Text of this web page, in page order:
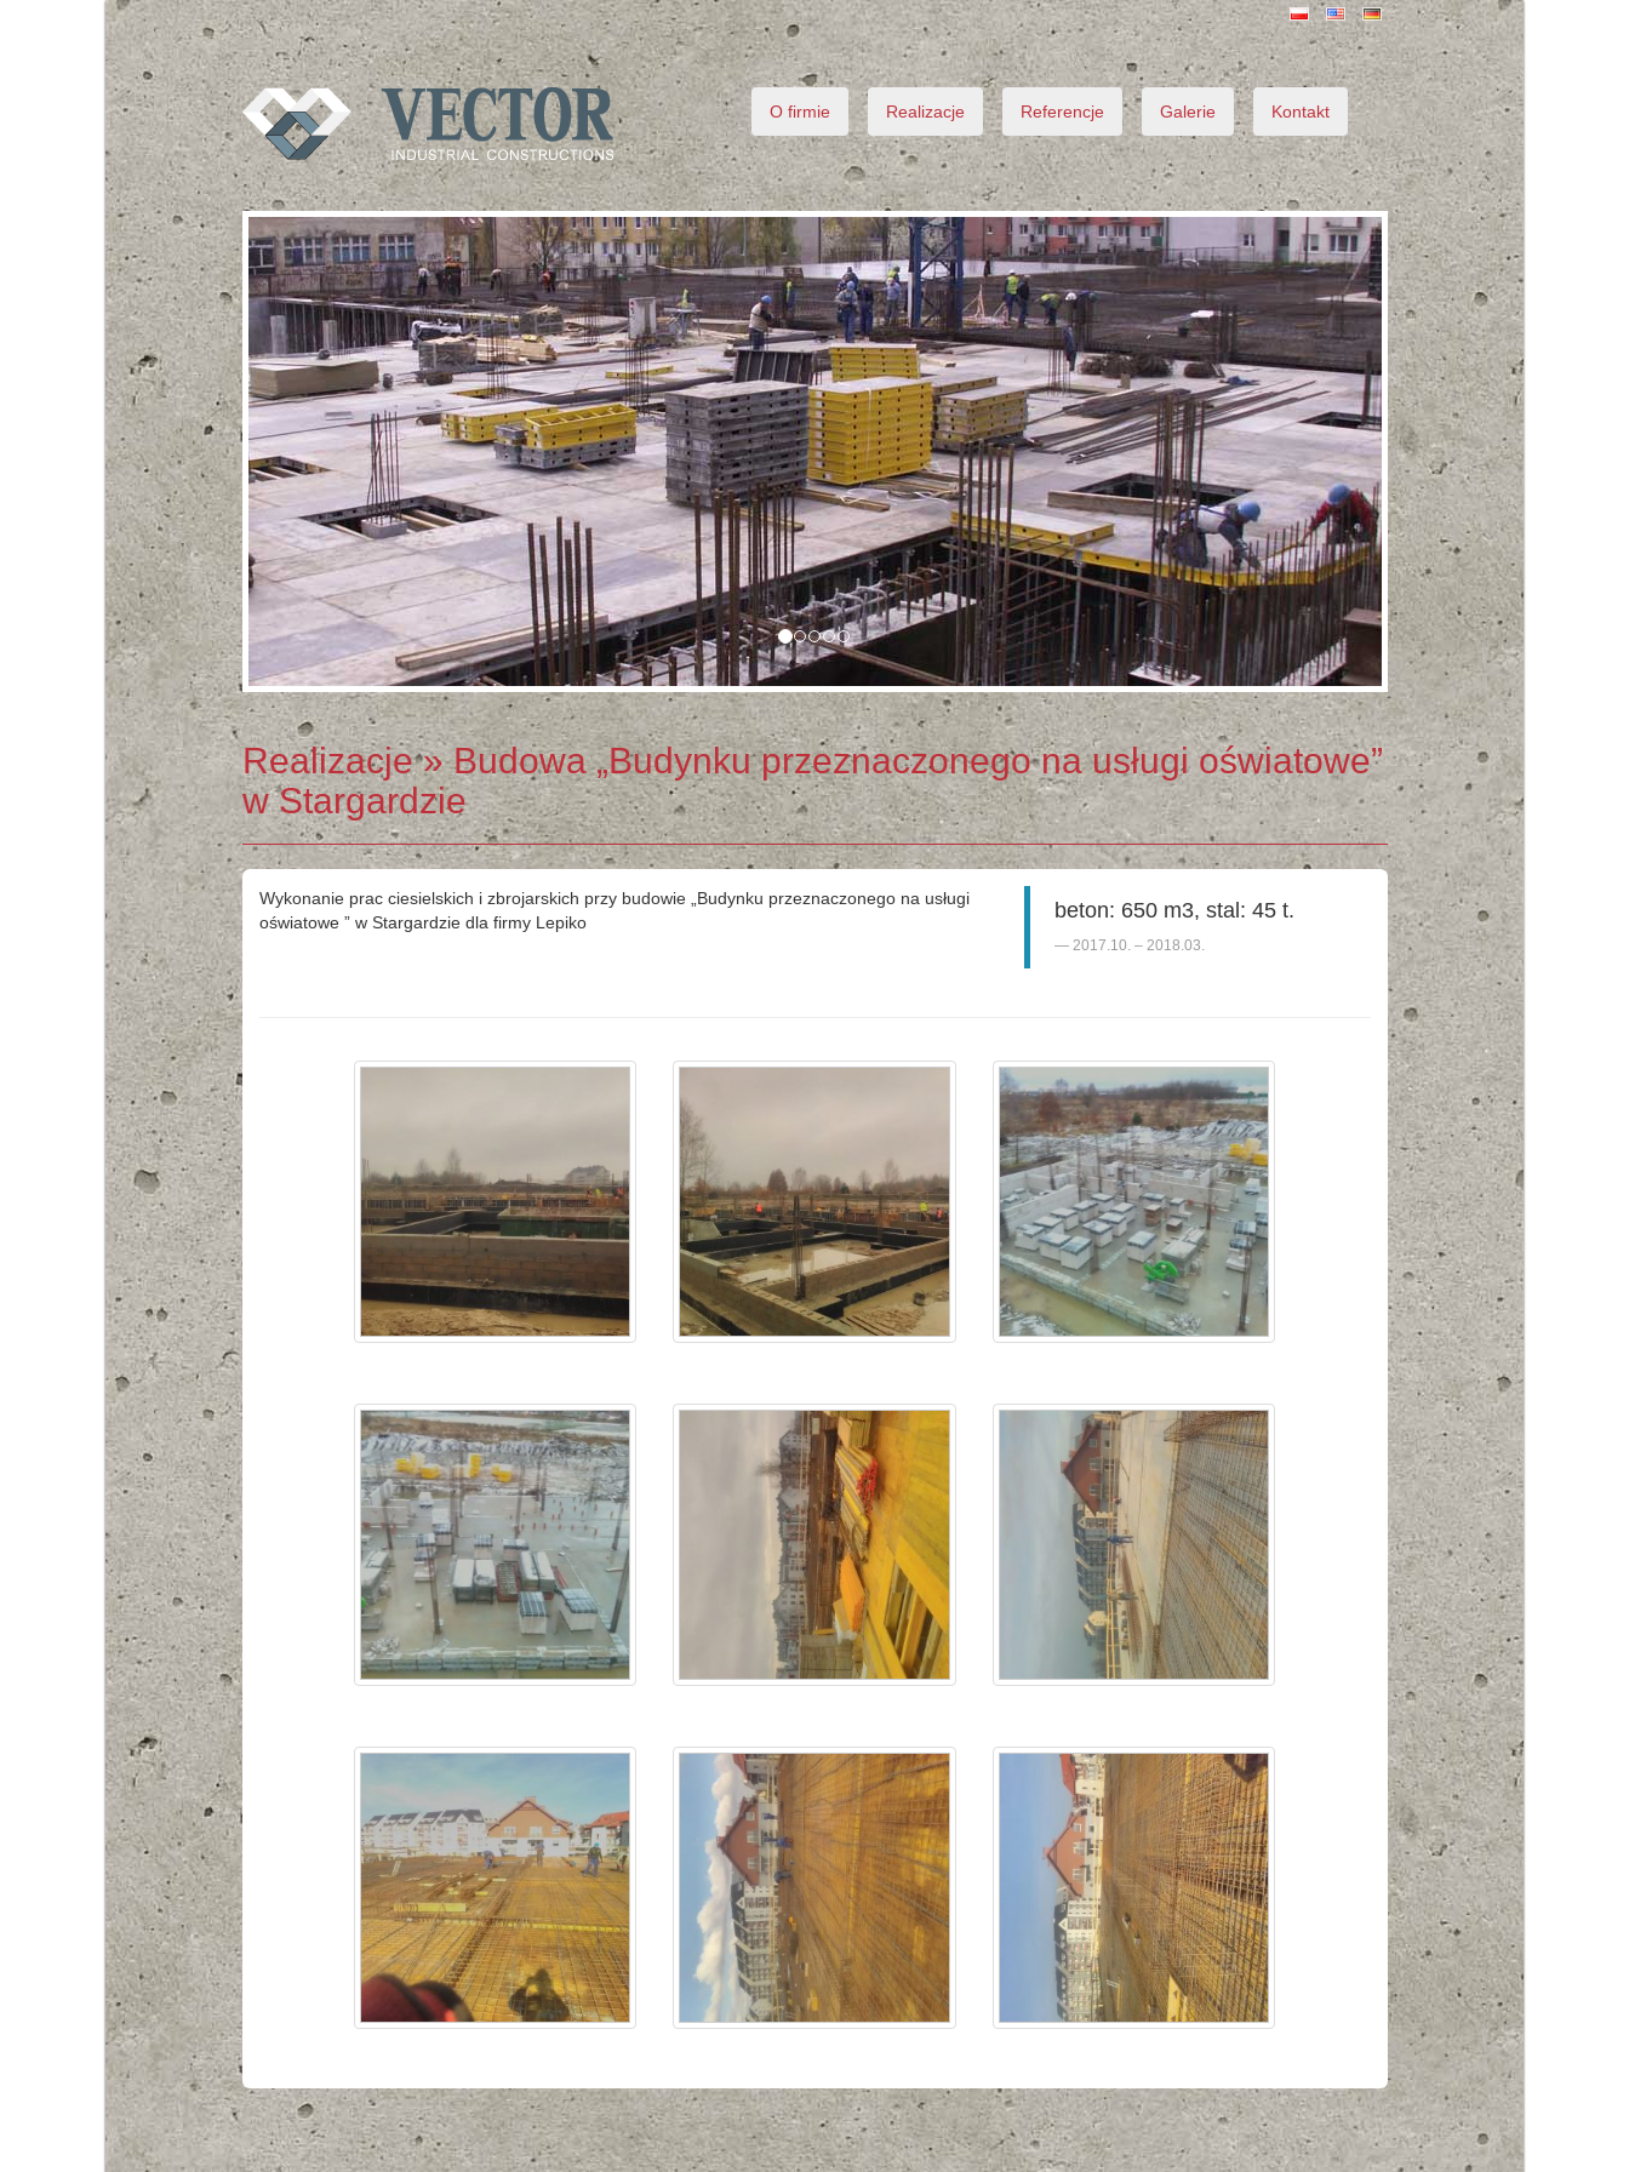
VECTOR
O firmie Realizacje Referencje Galerie Kontakt
Realizacje» Budowa „Budynku przeznaczonego na usługi oświatowe”
w Stargardzie
Wykonanie prac ciesielskich i zbrojarskich przy budowie „Budynku przeznaczonego na usługi
oświatowe ” w Stargardzie dla firmy Lepiko
beton: 650 m3, stal: 45 t.
2017.10. – 2018.03.